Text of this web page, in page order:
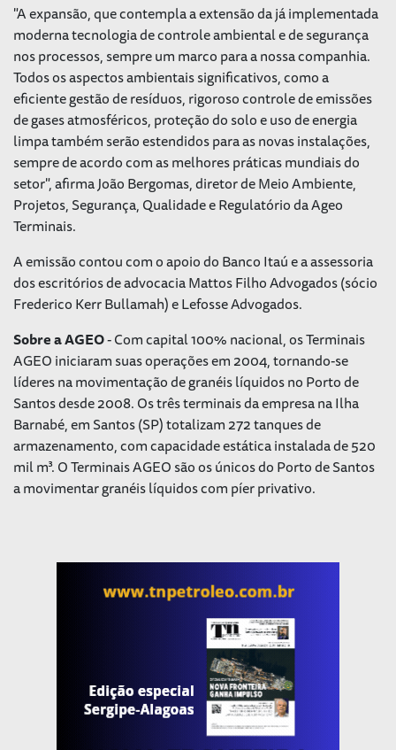
"A expansão, que contempla a extensão da já implementada
moderna tecnologia de controle ambiental e de segurança
nos processos, sempre um marco para a nossa companhia.
Todos os aspectos ambientais significativos, como a
eficiente gestão de resíduos, rigoroso controle de emissões
de gases atmosféricos, proteção do solo e uso de energia
limpa também serão estendidos para as novas instalações,
sempre de acordo com as melhores práticas mundiais do
setor", afirma João Bergomas, diretor de Meio Ambiente,
Projetos, Segurança, Qualidade e Regulatório da Ageo
Terminais.
A emissão contou com o apoio do Banco Itaú e a assessoria
dos escritórios de advocacia Mattos Filho Advogados (sócio
Frederico Kerr Bullamah) e Lefosse Advogados.
Sobre a AGEO- Com capital 100% nacional, os Terminais
AGEO iniciaram suas operações em 2004, tornando-se
líderes na movimentação de granéis líquidos no Porto de
Santos desde 2008. Os três terminais da empresa na Ilha
Barnabé, em Santos (SP) totalizam 272 tanques de
armazenamento, com capacidade estática instalada de 520
mil m³. O Terminais AGEO são os únicos do Porto de Santos
a movimentar granéis líquidos com píer privativo.